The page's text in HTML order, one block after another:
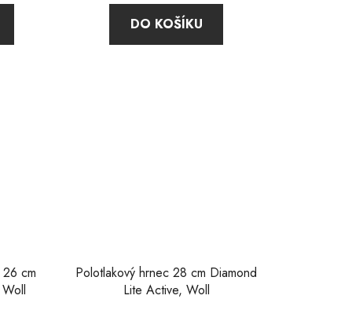
4,8
z
DO KOŠÍKU
cm
Polotlakový hrnec 28 cm Diamond
Lite Active, Woll